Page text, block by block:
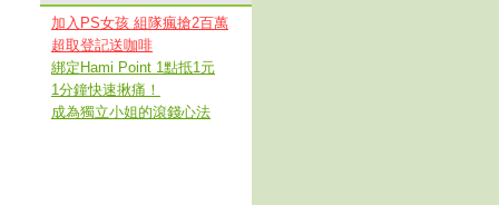
加入PS女孩 組隊瘋搶2百萬
超取登記送咖啡
綁定Hami Point 1點抵1元
1分鐘快速揪痛！
成為獨立小姐的滾錢心法